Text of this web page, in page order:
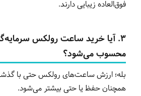
فوق‌العاده زیبایی دارند.
۳. آیا خرید ساعت رولکس
محسوب می‌شود؟
بله؛ ارزش ساعت‌های رولکس حتی با
همچنان حفظ یا حتی بیشتر می‌شود.